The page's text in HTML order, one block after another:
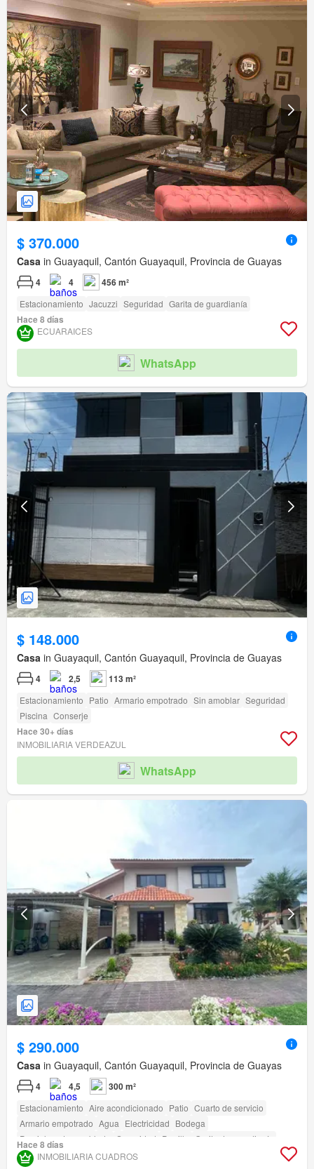
$ 370.000
Casa in Guayaquil, Cantón Guayaquil, Provincia de Guayas
4 4 456 m²
Estacionamiento Jacuzzi Seguridad Garita de guardianía
Hace 8 días
ECUARAICES
WhatsApp
$ 148.000
Casa in Guayaquil, Cantón Guayaquil, Provincia de Guayas
4 2,5 113 m²
Estacionamiento Patio Armario empotrado Sin amoblar Seguridad
Piscina Conserje
Hace 30+ días
INMOBILIARIA VERDEAZUL
WhatsApp
$ 290.000
Casa in Guayaquil, Cantón Guayaquil, Provincia de Guayas
4 4,5 300 m²
Estacionamiento Aire acondicionado Patio Cuarto de servicio
Armario empotrado Agua Electricidad Bodega
Parcialmente amoblado
Seguridad Parrilla Garita de guardianía
Hace 8 días
INMOBILIARIA CUADROS